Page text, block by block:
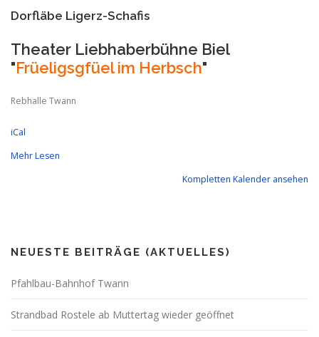
Dorfläbe Ligerz-Schafis
Theater Liebhaberbühne Biel
"Früeligsgfüel im Herbsch"
Rebhalle Twann
iCal
Mehr Lesen
Kompletten Kalender ansehen
NEUESTE BEITRÄGE (AKTUELLES)
Pfahlbau-Bahnhof Twann
Strandbad Rostele ab Muttertag wieder geöffnet